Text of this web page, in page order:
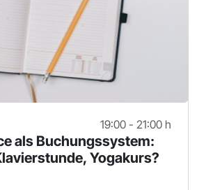
19:00 - 21:00 h
als Buchungssystem:
Yogakurs?